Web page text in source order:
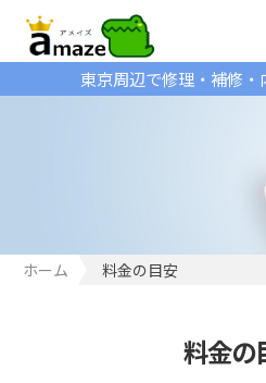
東京周辺で修理・補修・
ホーム 料金の目安
料金の